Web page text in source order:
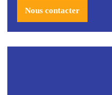
Nous contacter